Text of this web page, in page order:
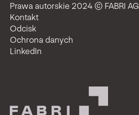
Prawa autorskie 2024 © FABRI AG
Kontakt
Odcisk
Ochrona danych
LinkedIn